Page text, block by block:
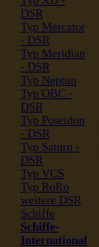
DSR
Typ Mercator
- DSR
Typ Meridian
- DSR
Typ Neptun
Typ OBC -
DSR
Typ Poseidon
- DSR
Typ Saturn -
DSR
Typ VCS
Typ RoRo
weitere DSR
Schiffe
Schiffe-
International